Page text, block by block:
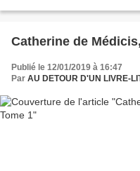
Catherine de
Publié le 12/01/2019 à 16:47
Par AU DETOUR D'UN LIVRE-